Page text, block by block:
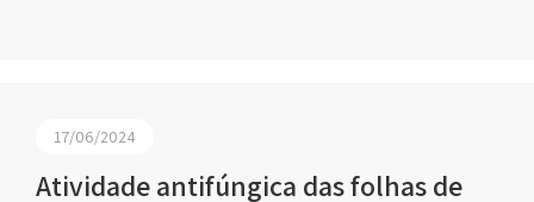
17/06/2024
Atividade antifúngica das folhas de